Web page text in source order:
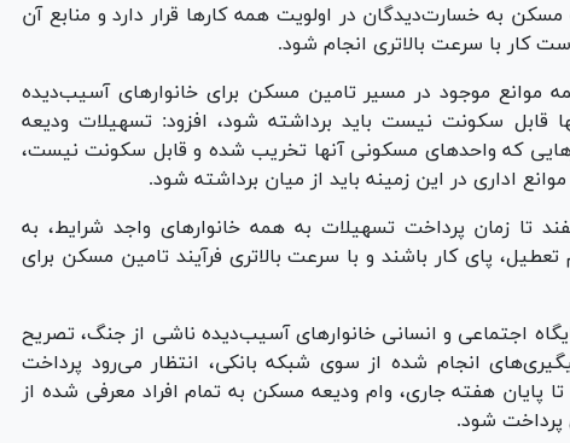
به خسارت‌دیدگان در اولویت همه کار‌ها قرار دارد و منابع آن
کار با سرعت بالاتری انجام شود.
موانع موجود در مسیر تامین مسکن برای خانوار‌های آسیب‌دیده
سکونت نیست باید برداشته شود، افزود: تسهیلات ودیعه
که واحد‌های مسکونی آنها تخریب شده و قابل سکونت نیست،
اداری در این زمینه باید از میان برداشته شود.
تا زمان پرداخت تسهیلات به همه خانوار‌های واجد شرایط، به
پای کار باشند و با سرعت بالاتری فرآیند تامین مسکن برای
اجتماعی و انسانی خانوار‌های آسیب‌دیده ناشی از جنگ، تصریح
انجام شده از سوی شبکه بانکی، انتظار می‌رود پرداخت
پایان هفته جاری، وام ودیعه مسکن به تمام افراد معرفی شده از
پرداخت شود.